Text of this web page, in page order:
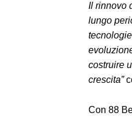
Il rinnovo
lungo
costruire
crescita”
Con 88